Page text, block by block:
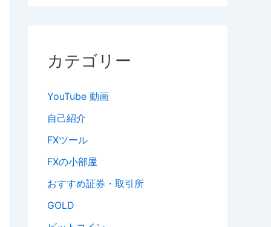
カテゴリー
YouTube 動画
自己紹介
FXツール
FXの小部屋
おすすめ証券・取引所
GOLD